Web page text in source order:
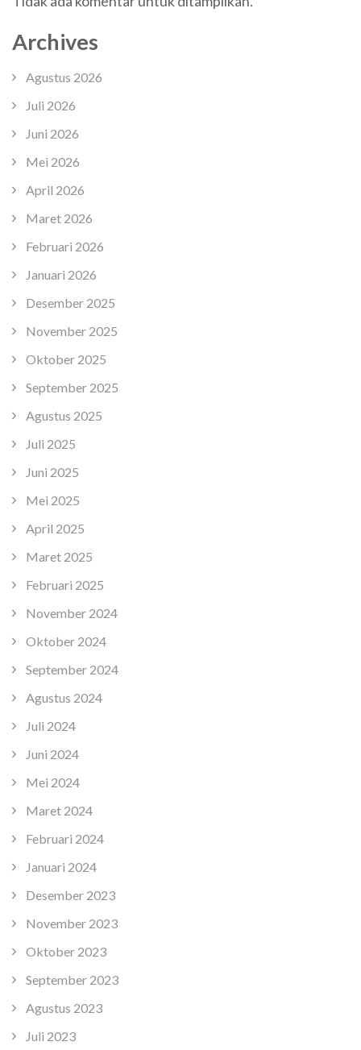
Archives
Agustus 2026
Juli 2026
Juni 2026
Mei 2026
April 2026
Maret 2026
Februari 2026
Januari 2026
Desember 2025
November 2025
Oktober 2025
September 2025
Agustus 2025
Juli 2025
Juni 2025
Mei 2025
April 2025
Maret 2025
Februari 2025
November 2024
Oktober 2024
September 2024
Agustus 2024
Juli 2024
Juni 2024
Mei 2024
Maret 2024
Februari 2024
Januari 2024
Desember 2023
November 2023
Oktober 2023
September 2023
Agustus 2023
Juli 2023